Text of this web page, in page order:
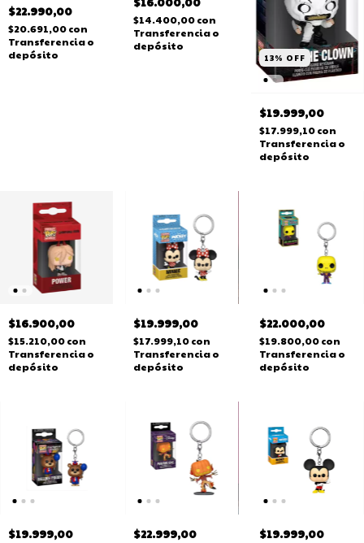
$22.990,00
$20.691,00con
Transferencia o
depósito
$14.400,00con
Transferencia o
depósito
13% OFF
$19.999,00
$17.999,10con
Transferencia o
depósito
$16.900,00
$15.210,00con
Transferencia o
depósito
$19.999,00
$17.999,10con
Transferencia o
depósito
$22.000,00
$19.800,00con
Transferencia o
depósito
$19.999,00 $22.999,00 $19.999,00